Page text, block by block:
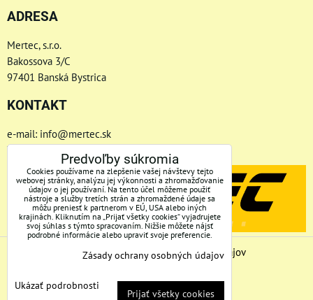
ADRESA
Mertec, s.r.o.
Bakossova 3/C
97401 Banská Bystrica
KONTAKT
e-mail: info@mertec.sk
Telefón: +421 48-4800 791
Predvoľby súkromia
Zásady ochrany osobných údajov
Predvoľby súkromia
Cookies používame na zlepšenie vašej návštevy tejto
webovej stránky, analýzu jej výkonnosti a zhromažďovanie
údajov o jej používaní. Na tento účel môžeme použiť
nástroje a služby tretích strán a zhromaždené údaje sa
môžu preniesť k partnerom v EÚ, USA alebo iných
krajinách. Kliknutím na „Prijať všetky cookies“ vyjadrujete
svoj súhlas s týmto spracovaním. Nižšie môžete nájsť
podrobné informácie alebo upraviť svoje preferencie.
Zásady ochrany osobných údajov
Ukázať podrobnosti
Prijať všetky cookies